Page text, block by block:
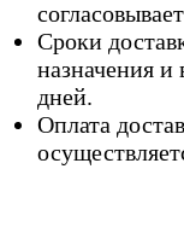
Сроки
назначения и
дней.
Оплата